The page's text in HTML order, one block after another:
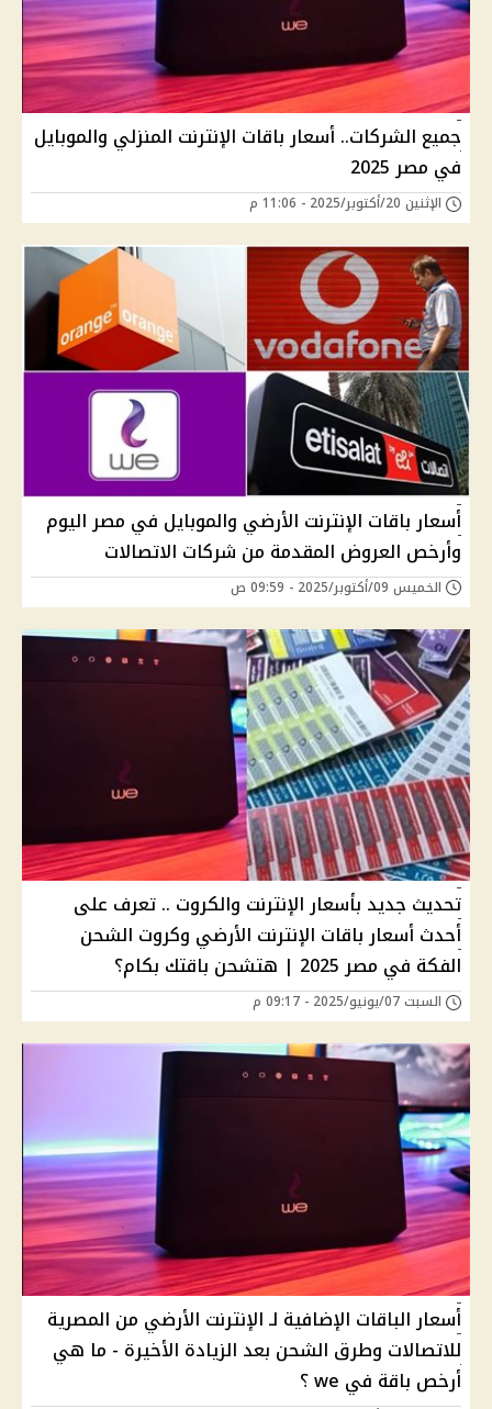
جميع الشركات.. أسعار باقات الإنترنت المنزلي والموبايل
في مصر 2025
الإثنين 20/أكتوبر/2025 - 11:06 م
أسعار باقات الإنترنت الأرضي والموبايل في مصر اليوم
وأرخص العروض المقدمة من شركات الاتصالات
الخميس 09/أكتوبر/2025 - 09:59 ص
تحديث جديد بأسعار الإنترنت والكروت .. تعرف على
أحدث أسعار باقات الإنترنت الأرضي وكروت الشحن
الفكة في مصر 2025 | هتشحن باقتك بكام؟
السبت 07/يونيو/2025 - 09:17 م
أسعار الباقات الإضافية لـ الإنترنت الأرضي من المصرية
للاتصالات وطرق الشحن بعد الزيادة الأخيرة - ما هي
أرخص باقة في we ؟